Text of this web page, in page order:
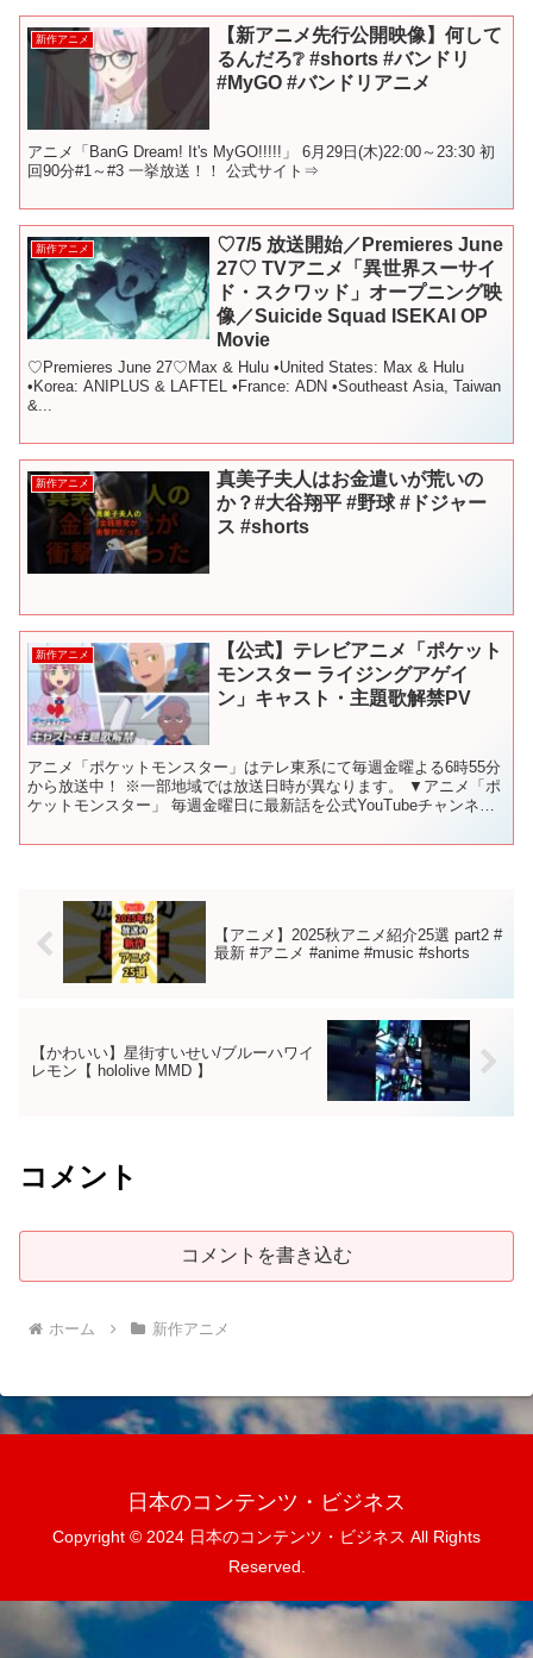
新作アニメ
【新アニメ先行公開映像】何して
るんだろ❔ #shorts #バンドリ
#MyGO #バンドリアニメ
アニメ「BanG Dream! It's MyGO!!!!!」 6月29日(木)22:00～23:30 初
回90分#1～#3 一挙放送！！ 公式サイト⇒
新作アニメ
♡7/5 放送開始／Premieres June
27♡ TVアニメ「異世界スーサイ
ド・スクワッド」オープニング映
像／Suicide Squad ISEKAI OP
Movie
♡Premieres June 27♡Max & Hulu •United States: Max & Hulu
•Korea: ANIPLUS & LAFTEL •France: ADN •Southeast Asia, Taiwan
&...
新作アニメ
真美子夫人はお金遣いが荒いの
か？#大谷翔平 #野球 #ドジャー
ス #shorts
新作アニメ
【公式】テレビアニメ「ポケット
モンスター ライジングアゲイ
ン」キャスト・主題歌解禁PV
アニメ「ポケットモンスター」はテレ東系にて毎週金曜よる6時55分
から放送中！ ※一部地域では放送日時が異なります。 ▼アニメ「ポ
ケットモンスター」 毎週金曜日に最新話を公式YouTubeチャンネル
【アニメ】2025秋アニメ紹介25選 part2 #
最新 #アニメ #anime #music #shorts
【かわいい】星街すいせい/ブルーハワイ
レモン【 hololive MMD 】
コメント
コメントを書き込む
ホーム 新作アニメ
日本のコンテンツ・ビジネス
Copyright © 2024 日本のコンテンツ・ビジネス All Rights
Reserved.